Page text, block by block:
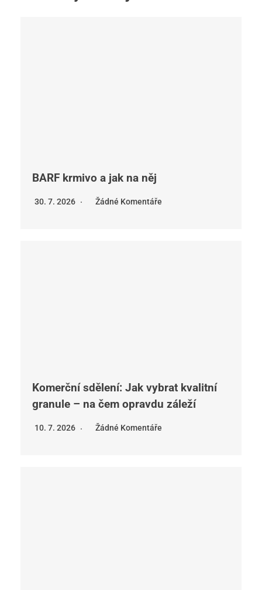
BARF krmivo a jak na něj
30. 7. 2026 Žádné Komentáře
Komerční sdělení: Jak vybrat kvalitní
granule – na čem opravdu záleží
10. 7. 2026 Žádné Komentáře